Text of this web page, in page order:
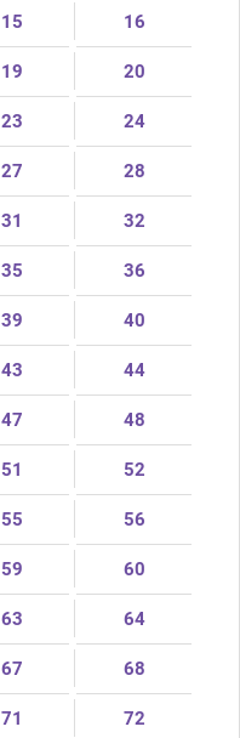
15 16
19 20
23 24
27 28
31 32
35 36
39 40
43 44
47 48
51 52
55 56
59 60
63 64
67 68
71 72